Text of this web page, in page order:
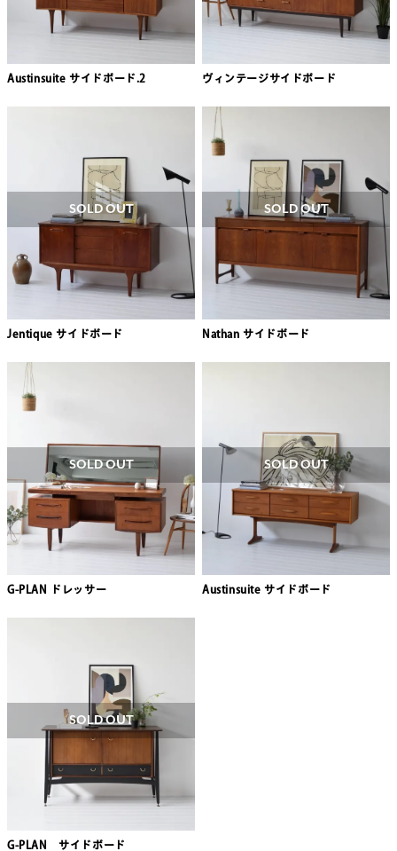
Austinsuite サイドボード.2 ヴィンテージサイドボード
SOLD OUT
Jentique サイドボード
SOLD OUT
Nathan サイドボード
SOLD OUT
G-PLAN ドレッサー
SOLD OUT
Austinsuite サイドボード
SOLD OUT
G-PLAN サイドボード